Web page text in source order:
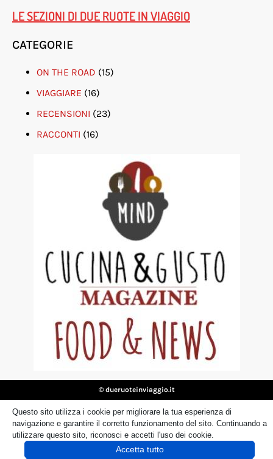
LE SEZIONI DI DUE RUOTE IN VIAGGIO
CATEGORIE
ON THE ROAD (15)
VIAGGIARE (16)
RECENSIONI (23)
RACCONTI (16)
© dueruoteinviaggio.it
Disclaimer Privacy Policy Cookie
Questo sito utilizza i cookie per migliorare la tua esperienza di
navigazione e garantire il corretto funzionamento del sito. Continuando a
utilizzare questo sito, riconosci e accetti l'uso dei cookie.
Accetta tutto